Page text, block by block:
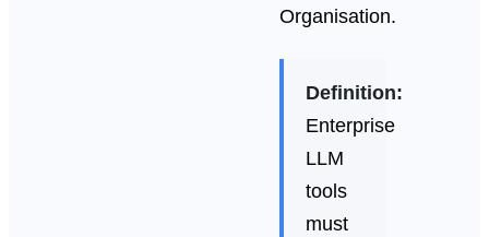
Organisation.
Definition:
Enterprise
LLM
tools
must